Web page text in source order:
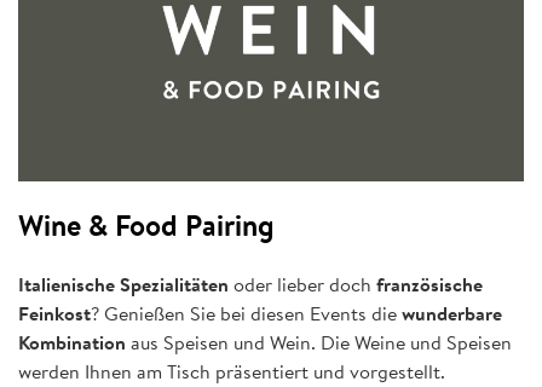
Wine & Food Pairing
Italienische Spezialitäten oder lieber doch französische
Feinkost? Genießen Sie bei diesen Events diewunderbare
Kombination aus Speisen und Wein. Die Weine und Speisen
werden Ihnen am Tisch präsentiert und vorgestellt.